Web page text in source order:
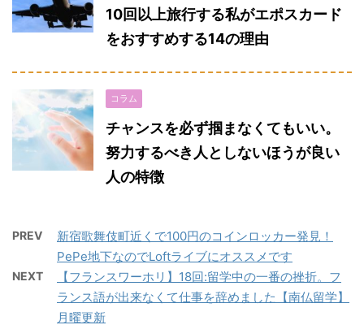
10回以上旅行する私がエポスカード
をおすすめする14の理由
コラム
チャンスを必ず掴まなくてもいい。
努力するべき人としないほうが良い
人の特徴
PREV
新宿歌舞伎町近くで100円のコインロッカー発見！
PePe地下なのでLoftライブにオススメです
NEXT
【フランスワーホリ】18回:留学中の一番の挫折。フ
ランス語が出来なくて仕事を辞めました【南仏留学】
月曜更新